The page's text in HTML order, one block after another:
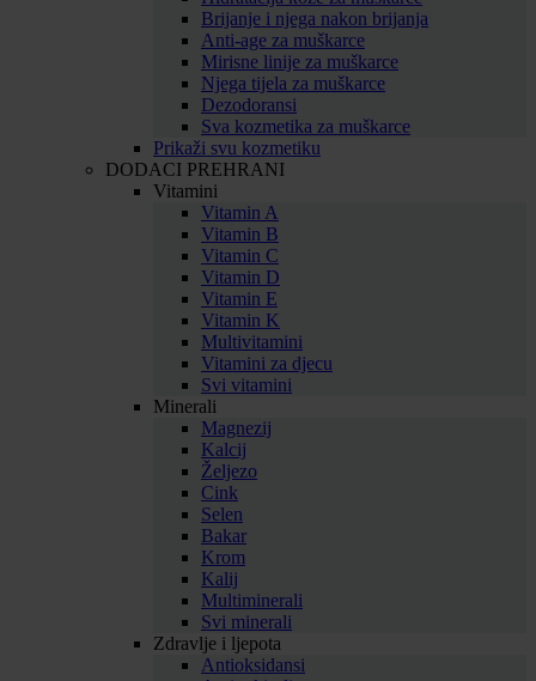
Brijanje i njega nakon brijanja
Anti-age za muškarce
Mirisne linije za muškarce
Njega tijela za muškarce
Dezodoransi
Sva kozmetika za muškarce
Prikaži svu kozmetiku
DODACI PREHRANI
Vitamini
Vitamin A
Vitamin B
Vitamin C
Vitamin D
Vitamin E
Vitamin K
Multivitamini
Vitamini za djecu
Svi vitamini
Minerali
Magnezij
Kalcij
Željezo
Cink
Selen
Bakar
Krom
Kalij
Multiminerali
Svi minerali
Zdravlje i ljepota
Antioksidansi